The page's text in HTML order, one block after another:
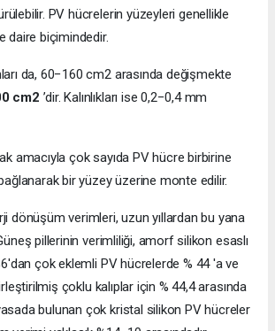
PV hücrelerin yüzeyleri genellikle
daire biçimindedir.
da, 60−160 cm2 arasında değişmekte
cm2 ’dir. Kalınlıkları ise 0,2−0,4 mm
amacıyla çok sayıda PV hücre birbirine
bir yüzey üzerine monte edilir.
dönüşüm verimleri, uzun yıllardan bu yana
pillerinin verimliliği, amorf silikon esaslı
çok eklemli PV hücrelerde % 44 'a ve
çoklu kalıplar için % 44,4 arasında
bulunan çok kristal silikon PV hücreler